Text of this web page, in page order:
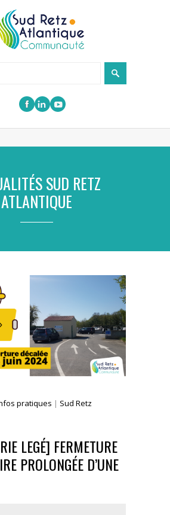
SUD RETZ
ATLANTIQUE
pratiques | Sud Retz
LEGÉ] FERMETURE
PROLONGÉE D’UNE